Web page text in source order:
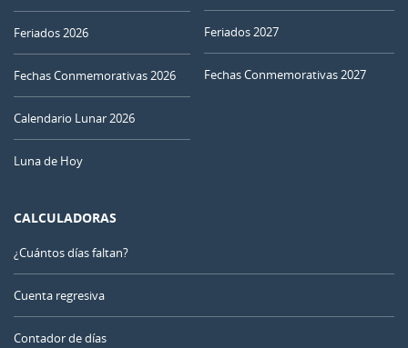
Feriados 2026
Fechas Conmemorativas 2026
Calendario Lunar 2026
Luna de Hoy
Feriados 2027
Fechas Conmemorativas 2027
CALCULADORAS
¿Cuántos días faltan?
Cuenta regresiva
Contador de días